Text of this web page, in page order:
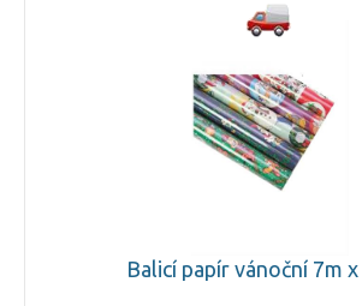
Balicí papír vánoční 7m